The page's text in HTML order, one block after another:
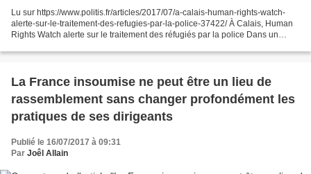
Lu sur https://www.politis.fr/articles/2017/07/a-calais-human-rights-watch-
alerte-sur-le-traitement-des-refugies-par-la-police-37422/ À Calais, Human
Rights Watch alerte sur le traitement des réfugiés par la police Dans un
La France insoumise ne peut être un lieu de
rassemblement sans changer profondément les
pratiques de ses dirigeants
Publié le 16/07/2017 à 09:31
Par Joêl Allain